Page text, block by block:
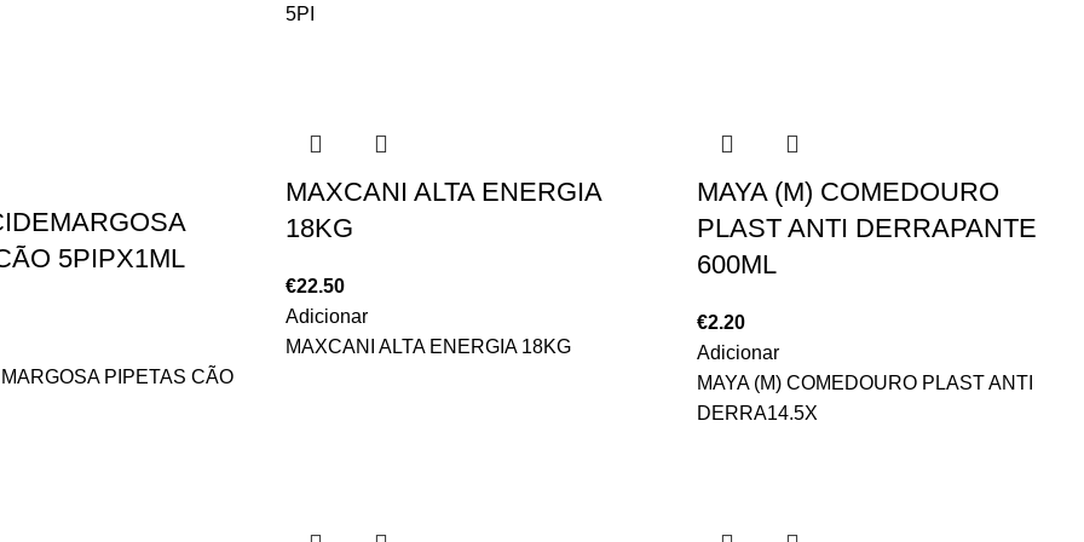
5PI
5PIPX1ML
PIPETAS CÃO
MAXCANI ALTA ENERGIA
18KG
€22.50
Adicionar
MAXCANI ALTA ENERGIA 18KG
MAYA (M) COMEDOURO
PLAST ANTI DERRAPANTE
600ML
€2.20
Adicionar
MAYA (M) COMEDOURO PLAST ANTI
DERRA14.5X